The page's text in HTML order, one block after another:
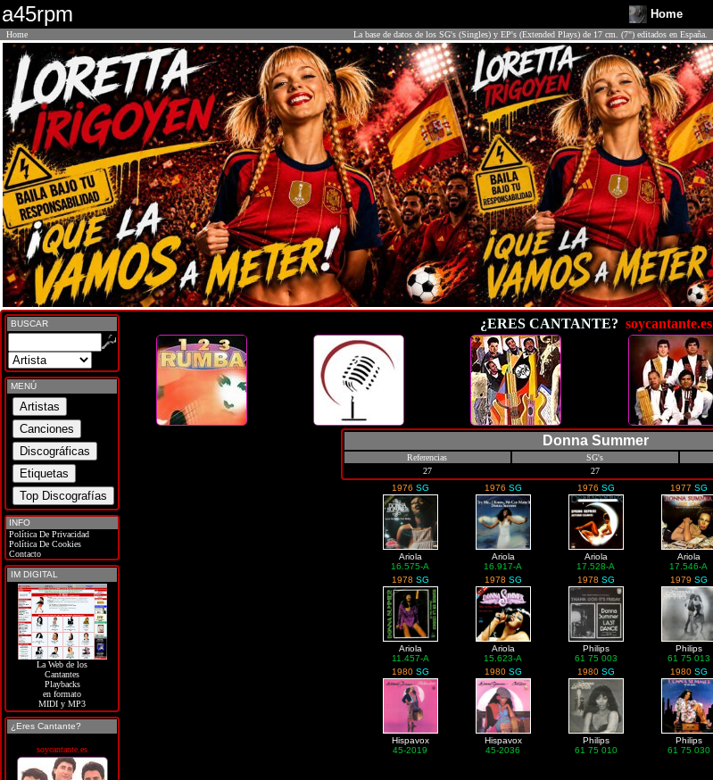
a45rpm Home
Home La base de datos de los SG's (Singles) y EP's (Extended Plays) de 17 cm. (7") editados en España.
BUSCAR
MENÚ
INFO
Política De Privacidad
Política De Cookies
Contacto
IM DIGITAL
La Web de los
Cantantes
Playbacks
en formato
MIDI y MP3
¿Eres Cantante?
soycantante.es
¿ERES CANTANTE? soycantante.es
Donna Summer
Referencias SG's
27
27
1976 SG
Ariola
16.575-A
1976 SG
Ariola
16.917-A
1976 SG
Ariola
17.528-A
1977 SG
Ariola
17.546-A
1978 SG
Ariola
11.457-A
1978 SG
Ariola
15.623-A
1978 SG
Philips
61 75 003
1979 SG
Philips
61 75 013
1980 SG
Hispavox
45-2019
1980 SG
Hispavox
45-2036
1980 SG
Philips
61 75 010
1980 SG
Philips
61 75 030